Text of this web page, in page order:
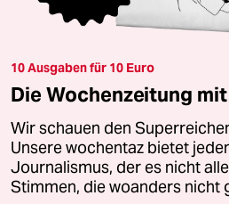
10 Ausgaben für 10 Euro
Die Wochenzeitung
Wir schauen den
Unsere wochentaz bietet
Journalismus, der es nicht
Stimmen, die woanders nicht